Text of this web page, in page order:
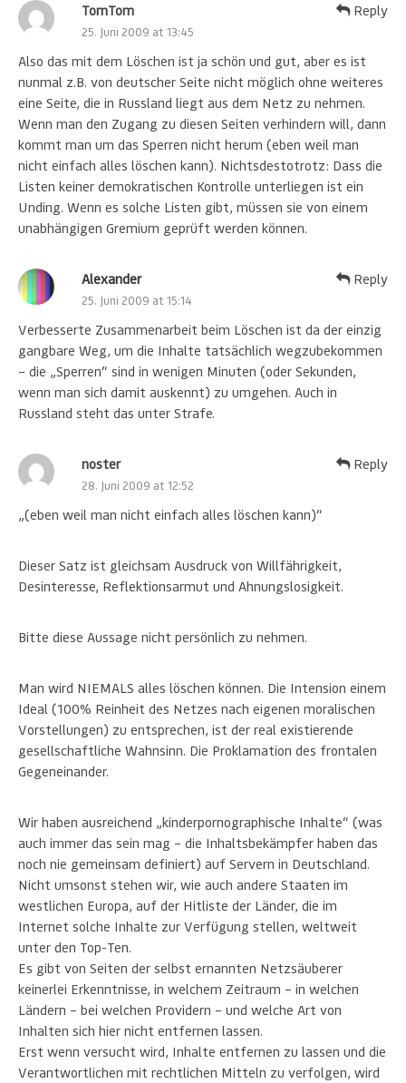
TomTom
25. Juni 2009 at 13:45
Also das mit dem Löschen ist ja schön und gut, aber es ist
nunmal z.B. von deutscher Seite nicht möglich ohne weiteres
eine Seite, die in Russland liegt aus dem Netz zu nehmen.
Wenn man den Zugang zu diesen Seiten verhindern will, dann
kommt man um das Sperren nicht herum (eben weil man
nicht einfach alles löschen kann). Nichtsdestotrotz: Dass die
Listen keiner demokratischen Kontrolle unterliegen ist ein
Unding. Wenn es solche Listen gibt, müssen sie von einem
unabhängigen Gremium geprüft werden können.
Reply
Alexander
25. Juni 2009 at 15:14
Verbesserte Zusammenarbeit beim Löschen ist da der einzig
gangbare Weg, um die Inhalte tatsächlich wegzubekommen
– die „Sperren“ sind in wenigen Minuten (oder Sekunden,
wenn man sich damit auskennt) zu umgehen. Auch in
Russland steht das unter Strafe.
Reply
noster
28. Juni 2009 at 12:52
„(eben weil man nicht einfach alles löschen kann)“
Dieser Satz ist gleichsam Ausdruck von Willfährigkeit,
Desinteresse, Reflektionsarmut und Ahnungslosigkeit.
Bitte diese Aussage nicht persönlich zu nehmen.
Man wird NIEMALS alles löschen können. Die Intension einem
Ideal (100% Reinheit des Netzes nach eigenen moralischen
Vorstellungen) zu entsprechen, ist der real existierende
gesellschaftliche Wahnsinn. Die Proklamation des frontalen
Gegeneinander.
Wir haben ausreichend „kinderpornographische Inhalte“ (was
auch immer das sein mag – die Inhaltsbekämpfer haben das
noch nie gemeinsam definiert) auf Servern in Deutschland.
Nicht umsonst stehen wir, wie auch andere Staaten im
westlichen Europa, auf der Hitliste der Länder, die im
Internet solche Inhalte zur Verfügung stellen, weltweit
unter den Top-Ten.
Es gibt von Seiten der selbst ernannten Netzsäuberer
keinerlei Erkenntnisse, in welchem Zeitraum – in welchen
Ländern – bei welchen Providern – und welche Art von
Inhalten sich hier nicht entfernen lassen.
Erst wenn versucht wird, Inhalte entfernen zu lassen und die
Verantwortlichen mit rechtlichen Mitteln zu verfolgen, wird
Reply